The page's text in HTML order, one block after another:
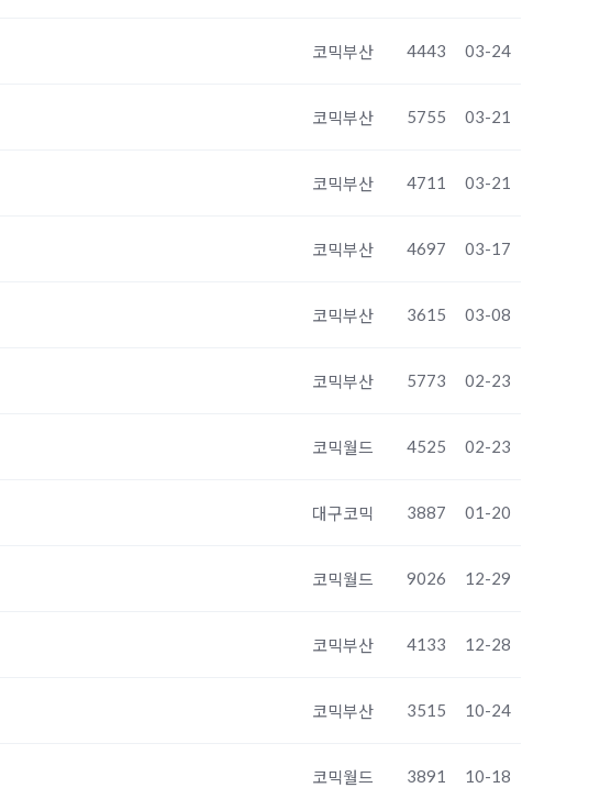
코믹부산 4443 03-24
코믹부산 5755 03-21
코믹부산 4711 03-21
코믹부산 4697 03-17
코믹부산 3615 03-08
코믹부산 5773 02-23
코믹월드 4525 02-23
대구코믹 3887 01-20
코믹월드 9026 12-29
코믹부산 4133 12-28
코믹부산 3515 10-24
코믹월드 3891 10-18